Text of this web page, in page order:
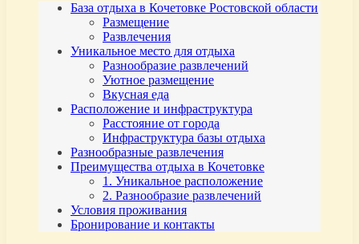
База отдыха в Кочетовке Ростовской области
Размещение
Развлечения
Уникальное место для отдыха
Разнообразие развлечений
Уютное размещение
Вкусная еда
Расположение и инфраструктура
Расстояние от города
Инфраструктура базы отдыха
Разнообразные развлечения
Преимущества отдыха в Кочетовке
1. Уникальное расположение
2. Разнообразие развлечений
Условия проживания
Бронирование и контакты